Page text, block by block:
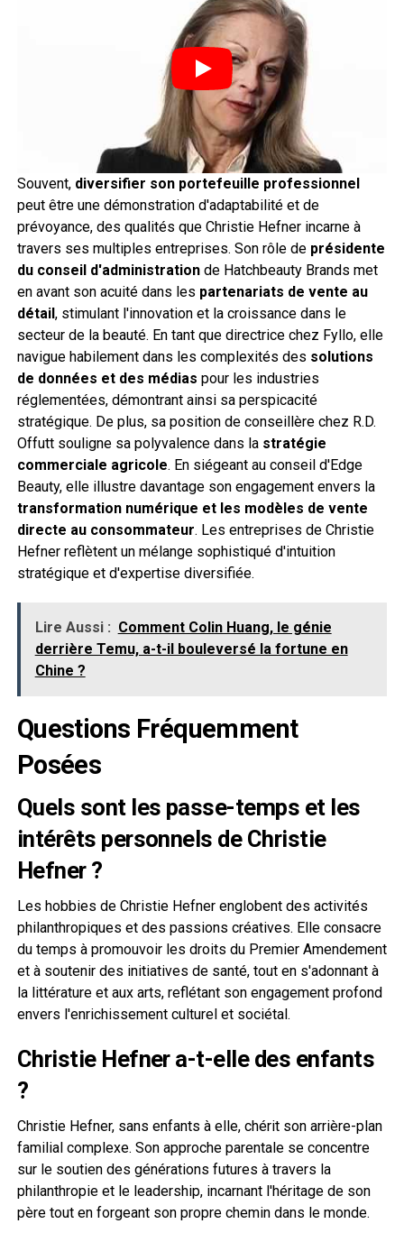
Souvent, diversifier son portefeuille professionnel
peut être une démonstration d'adaptabilité et de
prévoyance, des qualités que Christie Hefner incarne à
travers ses multiples entreprises. Son rôle de présidente
du conseil d'administrationde Hatchbeauty Brands met
en avant son acuité dans les partenariats de vente au
détail, stimulant l'innovation et la croissance dans le
secteur de la beauté. En tant que directrice chez Fyllo, elle
navigue habilement dans les complexités des solutions
de données et des médias pour les industries
réglementées, démontrant ainsi sa perspicacité
stratégique. De plus, sa position de conseillère chez R.D.
Offutt souligne sa polyvalence dans la stratégie
commerciale agricole. En siégeant au conseil d'Edge
Beauty, elle illustre davantage son engagement envers la
transformation numérique et les modèles de vente
directe au consommateur. Les entreprises de Christie
Hefner reflètent un mélange sophistiqué d'intuition
stratégique et d'expertise diversifiée.
Lire Aussi : Comment Colin Huang, le génie
derrière Temu, a-t-il bouleversé la fortune en
Chine ?
Questions Fréquemment
Posées
Quels sont les passe-temps et les
intérêts personnels de Christie
Hefner ?
Les hobbies de Christie Hefner englobent des activités
philanthropiques et des passions créatives. Elle consacre
du temps à promouvoir les droits du Premier Amendement
et à soutenir des initiatives de santé, tout en s'adonnant à
la littérature et aux arts, reflétant son engagement profond
envers l'enrichissement culturel et sociétal.
Christie Hefner a-t-elle des enfants
?
Christie Hefner, sans enfants à elle, chérit son arrière-plan
familial complexe. Son approche parentale se concentre
sur le soutien des générations futures à travers la
philanthropie et le leadership, incarnant l'héritage de son
père tout en forgeant son propre chemin dans le monde.